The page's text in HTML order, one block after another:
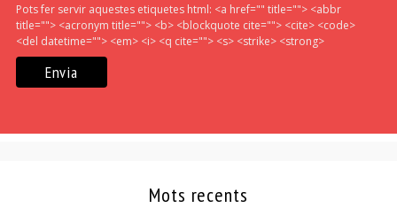
Pots fer servir aquestes etiquetes html: <a href="" title=""> <abbr
title=""> <acronym title=""> <b> <blockquote cite=""> <cite> <code>
<del datetime=""> <em> <i> <q cite=""> <s> <strike> <strong>
Mots recents